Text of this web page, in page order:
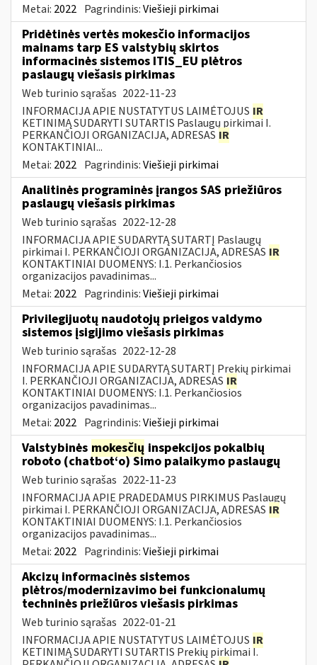
Metai: 2022 Pagrindinis:Viešieji pirkimai
Pridėtinės vertės mokesčio informacijos
mainams tarp ES valstybių skirtos
informacinės sistemos ITIS_EU plėtros
paslaugų viešasis pirkimas
Web turinio sąrašas 2022-11-23
INFORMACIJA APIE NUSTATYTUS LAIMĖTOJUS IR
KETINIMĄ SUDARYTI SUTARTIS Paslaugų pirkimai I.
PERKANČIOJI ORGANIZACIJA, ADRESAS IR
KONTAKTINIAI...
Metai: 2022 Pagrindinis:Viešieji pirkimai
Analitinės programinės įrangos SAS priežiūros
paslaugų viešasis pirkimas
Web turinio sąrašas 2022-12-28
INFORMACIJA APIE SUDARYTĄ SUTARTĮ Paslaugų
pirkimai I. PERKANČIOJI ORGANIZACIJA, ADRESAS IR
KONTAKTINIAI DUOMENYS: I.1. Perkančiosios
organizacijos pavadinimas...
Metai: 2022 Pagrindinis:Viešieji pirkimai
Privilegijuotų naudotojų prieigos valdymo
sistemos įsigijimo viešasis pirkimas
Web turinio sąrašas 2022-12-28
INFORMACIJA APIE SUDARYTĄ SUTARTĮ Prekių pirkimai
I. PERKANČIOJI ORGANIZACIJA, ADRESAS IR
KONTAKTINIAI DUOMENYS: I.1. Perkančiosios
organizacijos pavadinimas...
Metai: 2022 Pagrindinis:Viešieji pirkimai
Valstybinės mokesčių inspekcijos pokalbių
roboto (chatbot‘o) Simo palaikymo paslaugų
Web turinio sąrašas 2022-11-23
INFORMACIJA APIE PRADEDAMUS PIRKIMUS Paslaugų
pirkimai I. PERKANČIOJI ORGANIZACIJA, ADRESAS IR
KONTAKTINIAI DUOMENYS: I.1. Perkančiosios
organizacijos pavadinimas...
Metai: 2022 Pagrindinis:Viešieji pirkimai
Akcizų informacinės sistemos
plėtros/modernizavimo bei funkcionalumų
techninės priežiūros viešasis pirkimas
Web turinio sąrašas 2022-01-21
INFORMACIJA APIE NUSTATYTUS LAIMĖTOJUS IR
KETINIMĄ SUDARYTI SUTARTIS Prekių pirkimai I.